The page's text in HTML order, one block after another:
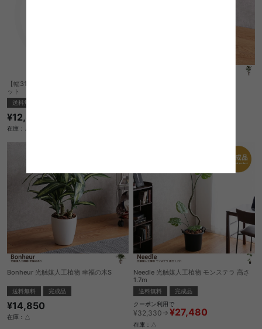
【幅31cm】Liv スタッキングボックスセ
ット
送料無料
¥12,830
在庫：△
Bonheur 光触媒人工植物 幸福の木S
送料無料 完成品
¥14,850
在庫：△
Needle 光触媒人工植物 モンステラ 高さ
1.7m
送料無料
完成品
クーポン利用で
¥32,330→ ¥27,480
在庫：△